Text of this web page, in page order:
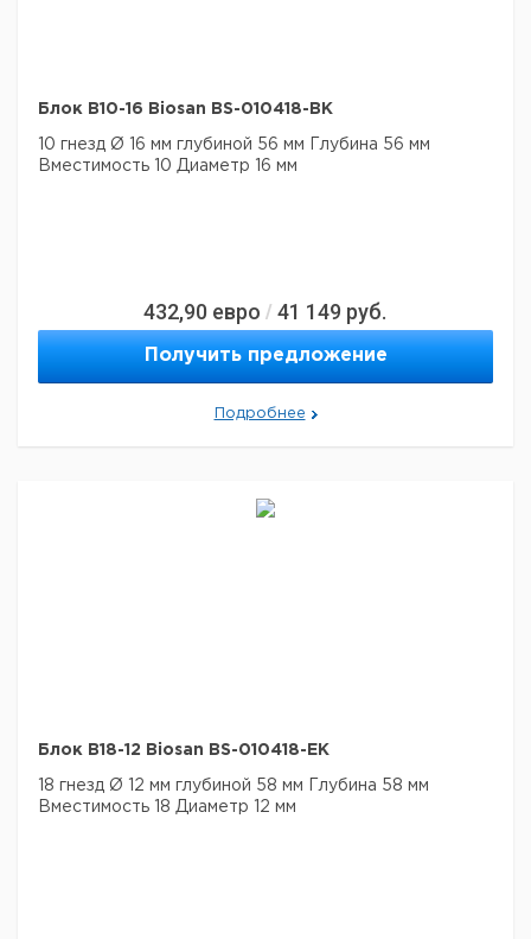
Блок B10-16 Biosan BS-010418-BK
10 гнезд Ø 16 мм глубиной 56 мм Глубина 56 мм
Вместимость 10 Диаметр 16 мм
432,90 евро / 41 149 руб.
Получить предложение
Подробнее
Блок B18-12 Biosan BS-010418-EK
18 гнезд Ø 12 мм глубиной 58 мм Глубина 58 мм
Вместимость 18 Диаметр 12 мм